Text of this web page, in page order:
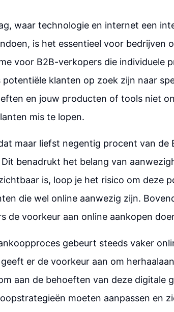
waar technologie en internet een
is het essentieel voor bedrijven
voor B2B-verkopers die individuele
potentiële klanten op zoek zijn naar
en jouw producten of tools niet
mis te lopen.
maar liefst negentig procent van de
benadrukt het belang van
is, loop je het risico om deze
die wel online aanwezig zijn.
de voorkeur aan online aankopen
gebeurt steeds vaker
er de voorkeur aan om
aan de behoeften van deze digitale
moeten aanpassen en